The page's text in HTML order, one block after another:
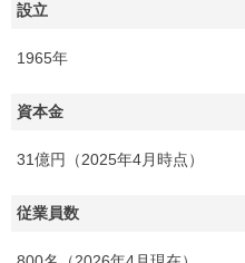
設立
1965年
資本金
31億円（2025年4月時点）
従業員数